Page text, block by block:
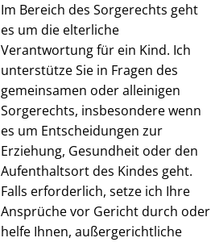
Im Bereich des Sorgerechts geht
es um die elterliche
Verantwortung für ein Kind. Ich
unterstütze Sie in Fragen des
gemeinsamen oder alleinigen
Sorgerechts, insbesondere wenn
es um Entscheidungen zur
Erziehung, Gesundheit oder den
Aufenthaltsort des Kindes geht.
Falls erforderlich, setze ich Ihre
Ansprüche vor Gericht durch oder
helfe Ihnen, außergerichtliche